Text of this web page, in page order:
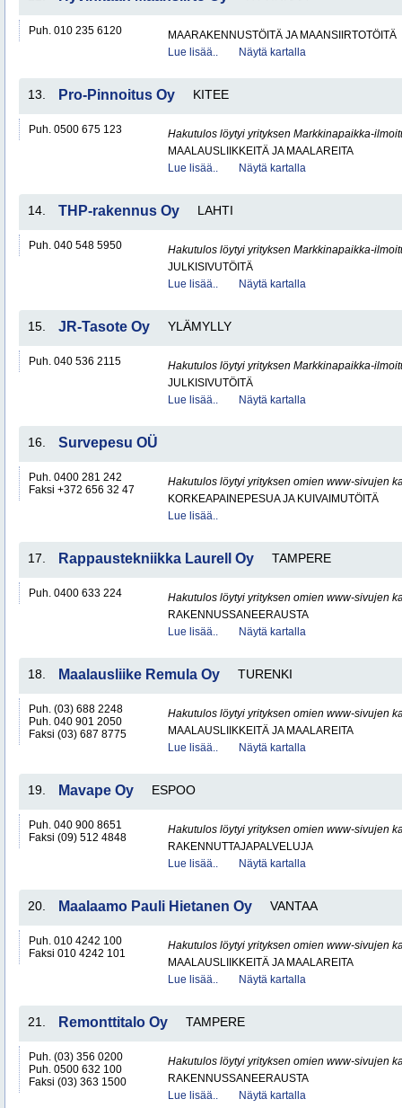
Puh. 010 235 6120
MAARAKENNUSTÖITÄ JA MAANSIIRTOTÖITÄ
Lue lisää..
Näytä kartalla
13. Pro-Pinnoitus Oy KITEE
Puh. 0500 675 123
Hakutulos löytyi yrityksen Markkinapaikka-
MAALAUSLIIKKEITÄ JA MAALAREITA
Lue lisää..
Näytä kartalla
14. THP-rakennus Oy LAHTI
Puh. 040 548 5950
Hakutulos löytyi yrityksen Markkinapaikka-
JULKISIVUTÖITÄ
Lue lisää..
Näytä kartalla
15. JR-Tasote Oy YLÄMYLLY
Puh. 040 536 2115
Hakutulos löytyi yrityksen Markkinapaikka-
JULKISIVUTÖITÄ
Lue lisää..
Näytä kartalla
16. Survepesu OÜ
Puh. 0400 281 242
Faksi +372 656 32 47
Hakutulos löytyi yrityksen omien www-sivujen
KORKEAPAINEPESUA JA KUIVAIMUTÖITÄ
Lue lisää..
17. Rappaustekniikka Laurell Oy TAMPERE
Puh. 0400 633 224
Hakutulos löytyi yrityksen omien www-sivujen
RAKENNUSSANEERAUSTA
Lue lisää..
Näytä kartalla
18. Maalausliike Remula Oy TURENKI
Puh. (03) 688 2248
Puh. 040 901 2050
Faksi (03) 687 8775
Hakutulos löytyi yrityksen omien www-sivujen
MAALAUSLIIKKEITÄ JA MAALAREITA
Lue lisää..
Näytä kartalla
19. Mavape Oy ESPOO
Puh. 040 900 8651
Faksi (09) 512 4848
Hakutulos löytyi yrityksen omien www-sivujen
RAKENNUTTAJAPALVELUJA
Lue lisää..
Näytä kartalla
20. Maalaamo Pauli Hietanen Oy VANTAA
Puh. 010 4242 100
Faksi 010 4242 101
Hakutulos löytyi yrityksen omien www-sivujen
MAALAUSLIIKKEITÄ JA MAALAREITA
Lue lisää..
Näytä kartalla
21. Remonttitalo Oy TAMPERE
Puh. (03) 356 0200
Puh. 0500 632 100
Faksi (03) 363 1500
Hakutulos löytyi yrityksen omien www-sivujen
RAKENNUSSANEERAUSTA
Lue lisää..
Näytä kartalla